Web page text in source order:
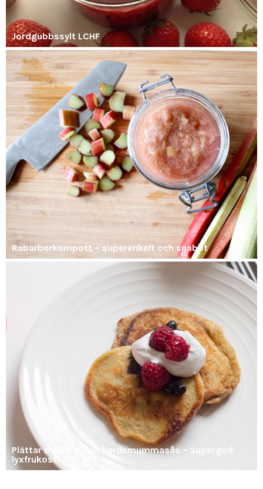
Jordgubbssylt LCHF
Rabarberkompott – superenkelt och snabbt
Plättar med bär och kardemummasås – supergod
lyxfrukost!